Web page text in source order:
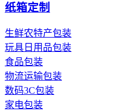
纸箱定制
生鲜农特产包装
玩具日用品包装
食品包装
物流运输包装
数码3C包装
家电包装